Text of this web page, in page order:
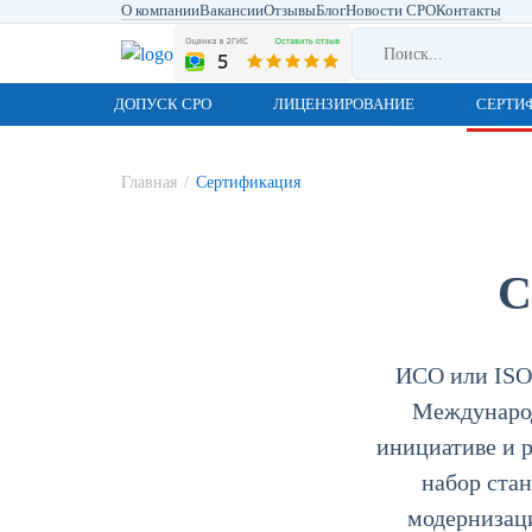
О компанииВакансииОтзывыБлогНовости СРОКонтакты
ДОПУСК СРО ЛИЦЕНЗИРОВАНИЕ
Главная / Сертификация
ИСО или ISO
инициативе и
набор